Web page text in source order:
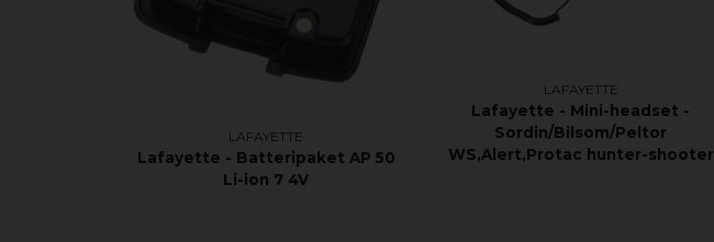
LAFAYETTE
Lafayette - Batteripaket AP 50
Li-ion 7 4V
LAFAYETTE
Lafayette - Mini-headset -
Sordin/Bilsom/Peltor
WS,Alert,Protac hunter-shooter